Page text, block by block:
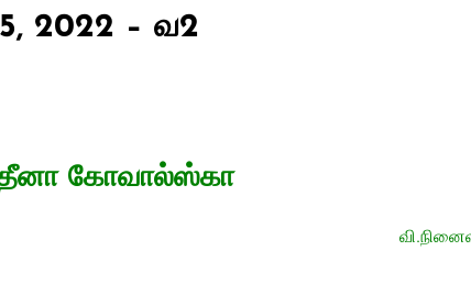
2022 – வ2
கோவால்ஸ்கா